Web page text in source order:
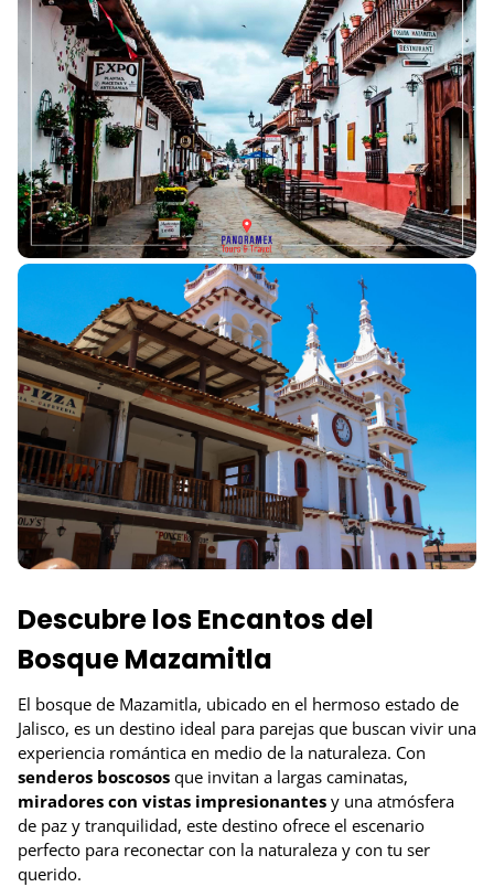
Descubre los Encantos del
Bosque Mazamitla
El bosque de Mazamitla, ubicado en el hermoso estado de
Jalisco, es un destino ideal para parejas que buscan vivir una
experiencia romántica en medio de la naturaleza. Con
senderos boscosos que invitan a largas caminatas,
miradores con vistas impresionantes y una atmósfera
de paz y tranquilidad, este destino ofrece el escenario
perfecto para reconectar con la naturaleza y con tu ser
querido.